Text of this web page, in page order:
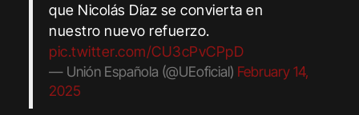
que Nicolás Díaz se convierta en
nuestro nuevo refuerzo.
pic.twitter.com/CU3cPvCPpD
— Unión Española (@UEoficial) February 14,
2025